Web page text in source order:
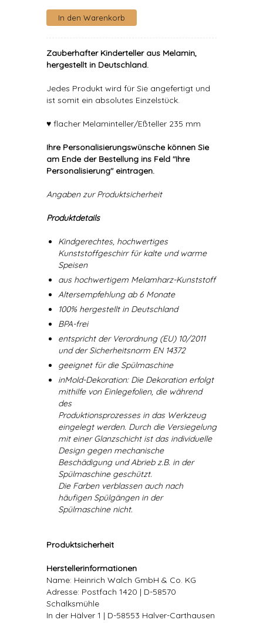
Zauberhafter Kinderteller aus Melamin,
hergestellt in Deutschland.
Jedes Produkt wird für Sie angefertigt und
ist somit ein absolutes Einzelstück.
♥ flacher Melaminteller/Eßteller 235 mm
Ihre Personalisierungswünsche können Sie
am Ende der Bestellung ins Feld "Ihre
Personalisierung" eintragen.
Angaben zur Produktsicherheit
Produktdetails
Kindgerechtes, hochwertiges
Kunststoffgeschirr für kalte und warme
Speisen
aus hochwertigem Melamharz-Kunststoff
Altersempfehlung ab 6 Monate
100% hergestellt in Deutschland
BPA-frei
entspricht der Verordnung (EU) 10/2011
und der Sicherheitsnorm EN 14372
geeignet für die Spülmaschine
inMold-Dekoration: Die Dekoration erfolgt
mithilfe von Einlegefolien, die während
des
Produktionsprozesses in das Werkzeug
eingelegt werden. Durch die Versiegelung
mit einer Glanzschicht ist das individuelle
Design gegen mechanische
Beschädigung und Abrieb z.B. in der
Spülmaschine geschützt.
Die Farben verblassen auch nach
häufigen Spülgängen in der
Spülmaschine nicht.
Produktsicherheit
Herstellerinformationen
Name: Heinrich Walch GmbH & Co. KG
Adresse: Postfach 1420 | D-58570
Schalksmühle
In der Hälver 1 | D-58553 Halver-Carthausen